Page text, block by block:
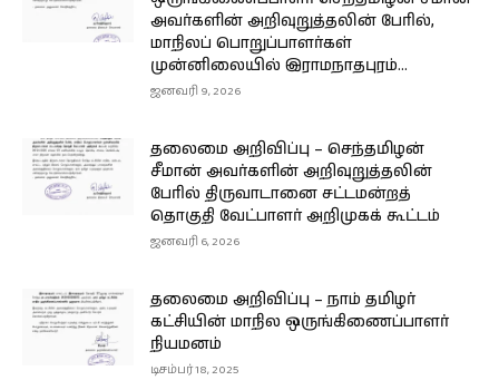
அவர்களின் அறிவுறுத்தலின் பேரில்,
மாநிலப் பொறுப்பாளர்கள்
முன்னிலையில் இராமநாதபுரம்...
ஜனவரி 9, 2026
தலைமை அறிவிப்பு – செந்தமிழன்
சீமான் அவர்களின் அறிவுறுத்தலின்
பேரில் திருவாடானை சட்டமன்றத்
தொகுதி வேட்பாளர் அறிமுகக் கூட்டம்
ஜனவரி 6, 2026
தலைமை அறிவிப்பு – நாம் தமிழர்
கட்சியின் மாநில ஒருங்கிணைப்பாளர்
நியமனம்
டிசம்பர் 18, 2025